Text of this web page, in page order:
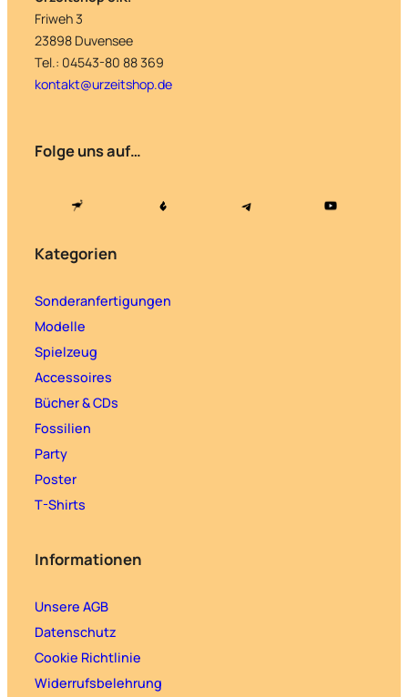
Friweh 3
23898 Duvensee
Tel.: 04543-80 88 369
kontakt@urzeitshop.de
Folge uns auf…
Kategorien
Sonderanfertigungen
Modelle
Spielzeug
Accessoires
Bücher & CDs
Fossilien
Party
Poster
T-Shirts
Informationen
Unsere AGB
Datenschutz
Cookie Richtlinie
Widerrufsbelehrung